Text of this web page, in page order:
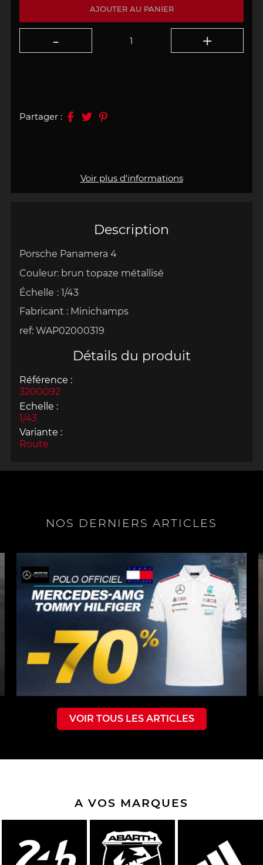
Description
Porsche Panamera 4
Couleur: brun topaze métallisé
Échelle : 1/43
Fabricant : Minichamps
ref: WAP02000319
Détails du produit
Référence :
3200092
Echelle :
1/43
Variante :
Route
Voir plus d'informations
AJOUTER AU PANIER
Partager :
NOS DERNIERS ARTICLES
VOIR TOUS LES ARTICLES
A VOS MARQUES